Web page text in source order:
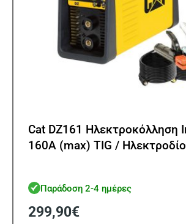
Cat DZ161 Ηλεκτροκόλληση
160A (max) TIG /
Παράδοση 2-4 ημέρες
299,90€